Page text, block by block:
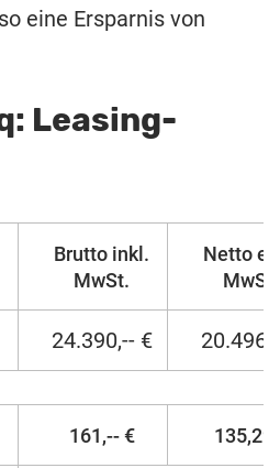
eine Ersparnis von
Leasing-
Brutto inkl.
MwSt.
Netto
MwSt.
24.390,-- €
161,-- € 135,29